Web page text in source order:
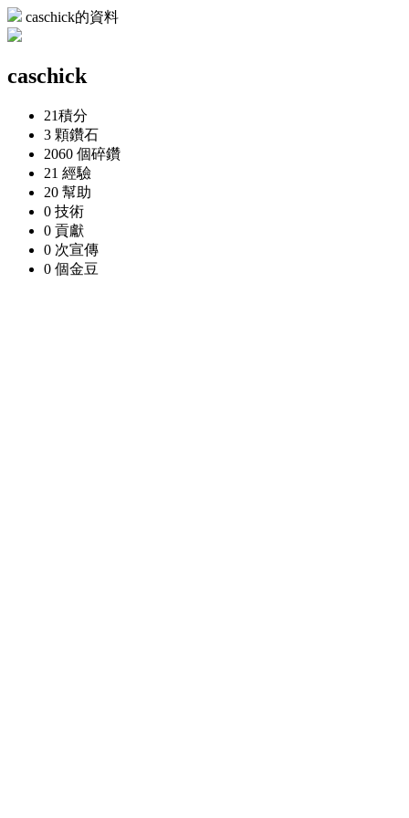
caschick的資料
caschick
21積分
3 顆鑽石
2060 個碎鑽
21 經驗
20 幫助
0 技術
0 貢獻
0 次宣傳
0 個金豆